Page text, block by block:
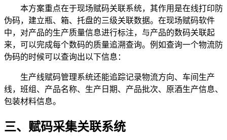
本方案重点在于现场赋码关联系统，其作用是在线打印防
伪码，建立瓶、箱、托盘的三级关联数据。在现场赋码软件
中，对产品的生产质量信息进行标注，与产品的数码关联起
来，可以完成每个数码的质量追溯查询。例如查询一个物流防
伪码的时候可以查询出以下信息：
生产线赋码管理系统还能追踪记录物流方向、车间生产
线，班组、产品名称、生产日期、产品批次、原酒生产信息、
包装材料信息。
三、赋码采集关联系统